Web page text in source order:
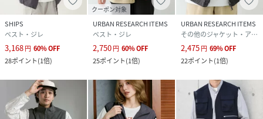
合があります。
商品の色味は商品単体で撮影した画像をご参照ください。
※画像の商品はサンプルです。
実際の商品と仕様、加工、サイズが若干異なる場合がござ
グレー：175cm着用サイズ：LARGE
ブラック：175cm着用サイズ：LARGE
ベージュ：175cm着用サイズ：LARGE
SHIPS
ベスト・ジレ
3,168円 60%OFF
28ポイント(1倍)
クーポン対象
URBAN RESEARCH ITEMS
ベスト・ジレ
2,750円 60%OFF
25ポイント(1倍)
URBAN RESEARCH ITEMS
その他のジャケット・アウター
2,475円 69%OFF
22ポイント(1倍)